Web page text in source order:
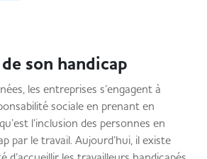
son handicap
les entreprises s’engagent à
sociale en prenant en
l’inclusion des personnes en
par le travail. Aujourd’hui, il existe